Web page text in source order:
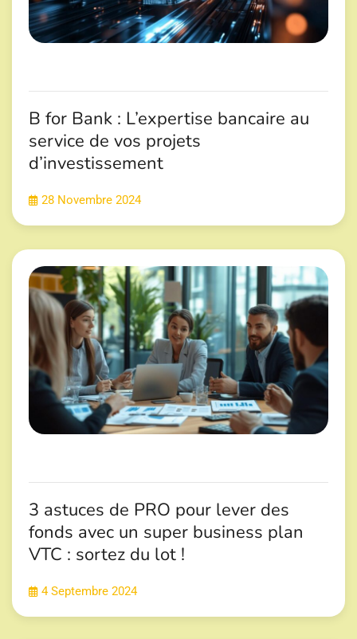
B for Bank : L’expertise bancaire au
service de vos projets
d’investissement
28 Novembre 2024
3 astuces de PRO pour lever des
fonds avec un super business plan
VTC : sortez du lot !
4 Septembre 2024